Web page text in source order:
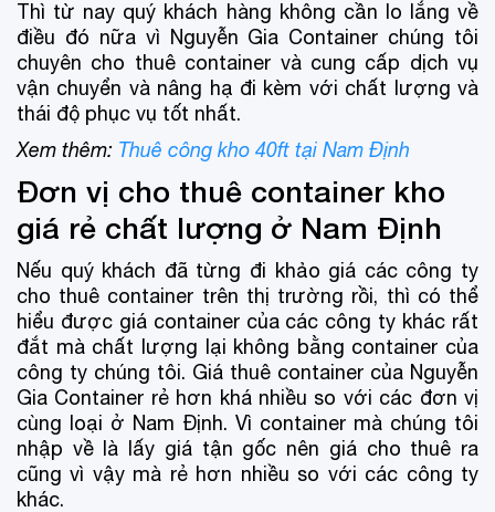
Thì từ nay quý khách hàng không cần lo lắng về
điều đó nữa vì Nguyễn Gia Container chúng tôi
chuyên cho thuê container và cung cấp dịch vụ
vận chuyển và nâng hạ đi kèm với chất lượng và
thái độ phục vụ tốt nhất.
Xem thêm: Thuê công kho 40ft tại Nam Định
Đơn vị cho thuê container kho
giá rẻ chất lượng ở Nam Định
Nếu quý khách đã từng đi khảo giá các công ty
cho thuê container trên thị trường rồi, thì có thể
hiểu được giá container của các công ty khác rất
đắt mà chất lượng lại không bằng container của
công ty chúng tôi. Giá thuê container của Nguyễn
Gia Container rẻ hơn khá nhiều so với các đơn vị
cùng loại ở Nam Định. Vì container mà chúng tôi
nhập về là lấy giá tận gốc nên giá cho thuê ra
cũng vì vậy mà rẻ hơn nhiều so với các công ty
khác.